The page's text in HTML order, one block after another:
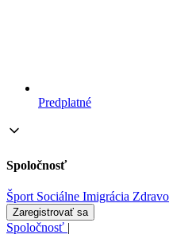
Predplatné
Spoločnosť
Šport Sociálne Imigrácia
Zaregistrovať sa
Spoločnosť |